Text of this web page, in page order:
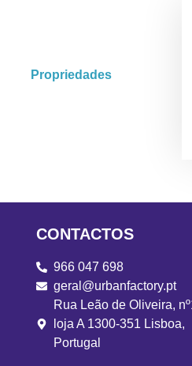
Propriedades
CONTACTOS
966 047 698
geral@urbanfactory.pt
Rua Leão de Oliveira,
loja A 1300-351 Lisboa,
Portugal